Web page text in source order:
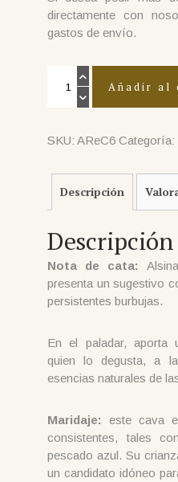
directamente con
gastos de envío.
Botellas
Nature
Reserva
(envío
incluido)
Añadir al
SKU: AReC6 Categoría:
Descripción
Descripción
Nota de cata:
presenta un sugestivo
persistentes burbujas.
En el paladar, aporta
quien lo degusta, a
esencias naturales de
Maridaje:
este cava
consistentes, tales
pescado azul. Su
un candidato idóneo